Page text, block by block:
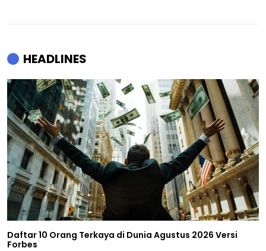
HEADLINES
Daftar 10 Orang Terkaya di Dunia Agustus 2026 Versi
Forbes